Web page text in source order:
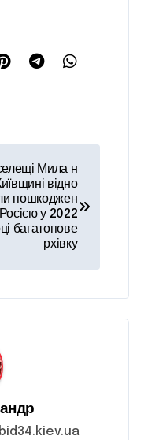
Мила н
відно
пошкоджен
у 2022
багатопове
рхівку